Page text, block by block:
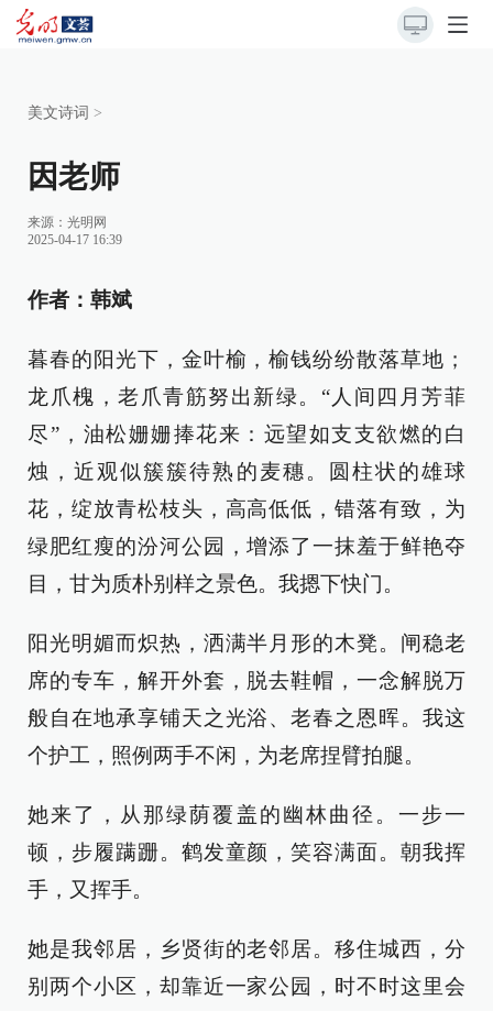
美文诗词 >
因老师
来源： 光明网
2025-04-17 16:39
作者：韩斌
暮春的阳光下，金叶榆，榆钱纷纷散落草地；
龙爪槐，老爪青筋努出新绿。“人间四月芳菲
尽”，油松姗姗捧花来：远望如支支欲燃的白
烛，近观似簇簇待熟的麦穗。圆柱状的雄球
花，绽放青松枝头，高高低低，错落有致，为
绿肥红瘦的汾河公园，增添了一抹羞于鲜艳夺
目，甘为质朴别样之景色。我摁下快门。
阳光明媚而炽热，洒满半月形的木凳。闸稳老
席的专车，解开外套，脱去鞋帽，一念解脱万
般自在地承享铺天之光浴、老春之恩晖。我这
个护工，照例两手不闲，为老席捏臂拍腿。
她来了，从那绿荫覆盖的幽林曲径。一步一
顿，步履蹒跚。鹤发童颜，笑容满面。朝我挥
手，又挥手。
她是我邻居，乡贤街的老邻居。移住城西，分
别两个小区，却靠近一家公园，时不时这里会